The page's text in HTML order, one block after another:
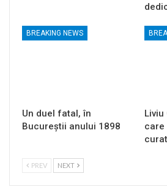
BREAKING NEWS
Un duel fatal, în
Bucureştii anului 1898
Liviu
care
curat
PREV NEXT